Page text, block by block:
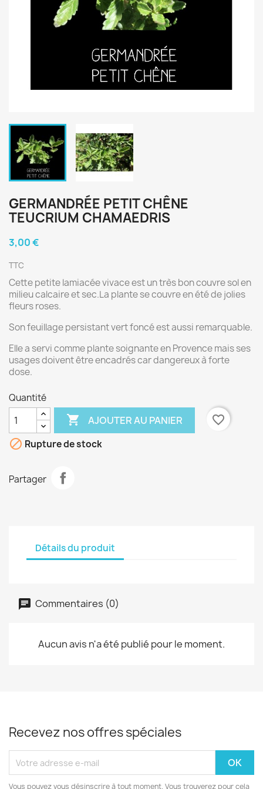
GERMANDRÉE PETIT CHÊNE
TEUCRIUM CHAMAEDRIS
3,00 €
TTC
Cette petite lamiacée vivace est un très bon couvre sol en
milieu calcaire et sec.La plante se couvre en été de jolies
fleurs roses.
Son feuillage persistant vert foncé est aussi remarquable.
Elle a servi comme plante soignante en Provence mais ses
usages doivent être encadrés car dangereux à forte
dose.
Quantité
 AJOUTER AU PANIER
favorite_border
 Rupture de stock
Partager
Détails du produit
Commentaires (0)
Aucun avis n'a été publié pour le moment.
Recevez nos offres spéciales
Vous pouvez vous désinscrire à tout moment. Vous trouverez pour cela